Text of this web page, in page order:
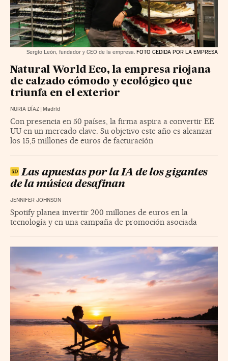
Sergio León, fundador y CEO de la empresa. FOTO CEDIDA POR LA EMPRESA
Natural World Eco, la empresa riojana
de calzado cómodo y ecológico que
triunfa en el exterior
NURIA DÍAZ | Madrid
Con presencia en 50 países, la firma aspira a convertir EE
UU en un mercado clave. Su objetivo este año es alcanzar
los 15,5 millones de euros de facturación
Las apuestas por la IA de los gigantes
de la música desafinan
JENNIFER JOHNSON
Spotify planea invertir 200 millones de euros en la
tecnología y en una campaña de promoción asociada